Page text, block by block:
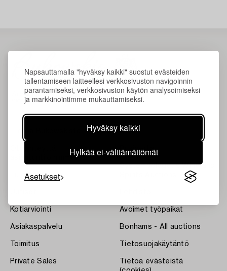
Napsauttamalla "hyväksy kaikki" suostut evästeiden
tallentamiseen laitteellesi verkkosivuston navigoinnin
parantamiseksi, verkkosivuston käytön analysoimiseksi
ja markkinointimme mukauttamiseksi.
Hyväksy kaikki
Hylkää ei-välttämättömät
Asetukset
Tulokset
Kotiarviointi
Asiakaspalvelu
Toimitus
Private Sales
Ehdot
Bukipedia
Systembolaget's Wine and
Avoimet työpaikat
Bonhams - All auctions
Tietosuojakäytäntö
Tietoa evästeistä